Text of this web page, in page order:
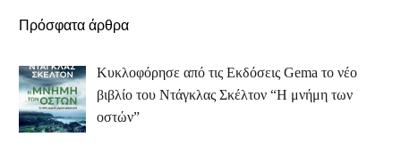
Πρόσφατα άρθρα
Κυκλοφόρησε από τις Εκδόσεις Gema το νέο
βιβλίο του Ντάγκλας Σκέλτον “Η μνήμη των
οστών”